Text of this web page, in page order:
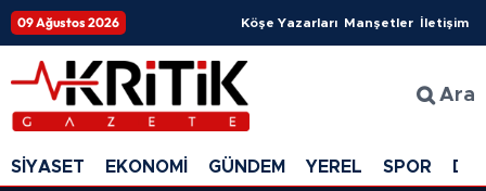
09 Ağustos 2026 Köşe Yazarları Manşetler İletişim
Ara
SİYASET EKONOMİ GÜNDEM YEREL SPOR